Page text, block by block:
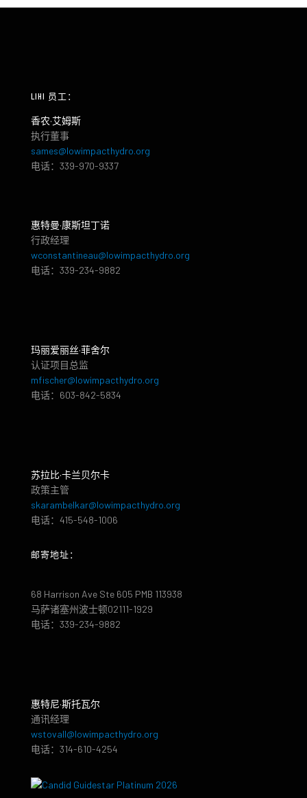
LIHI 员工：
香农·艾姆斯
执行董事
sames@lowimpacthydro.org
电话：339-970-9337
惠特曼·康斯坦丁诺
行政经理
wconstantineau@lowimpacthydro.org
电话：339-234-9882
玛丽爱丽丝·菲舍尔
认证项目总监
mfischer@lowimpacthydro.org
电话：603-842-5834
苏拉比·卡兰贝尔卡
政策主管
skarambelkar@lowimpacthydro.org
电话：415-548-1006
邮寄地址：
68 Harrison Ave Ste 605 PMB 113938
马萨诸塞州波士顿02111-1929
电话：339-234-9882
惠特尼·斯托瓦尔
通讯经理
wstovall@lowimpacthydro.org
电话：314-610-4254